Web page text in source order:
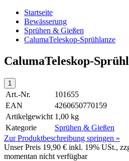
Startseite
Bewässerung
Sprühen & Gießen
CalumaTeleskop-Sprühlanze
CalumaTeleskop-
Art.-Nr.
101655
EAN
4260650770159
Artikelgewicht 1,00 kg
Kategorie
Sprühen & Gießen
Zur Produktbeschreibung springen »
Unser Preis 19,90 € inkl. 19% USt.,
momentan nicht verfügbar